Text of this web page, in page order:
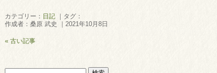
カテゴリー： 日記 ｜タグ：
作成者：桑原 武史 ｜2021年10月8日
« 古い記事